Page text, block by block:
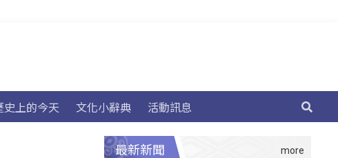
史上的今天 文化小辭典 活動訊息
最新新聞